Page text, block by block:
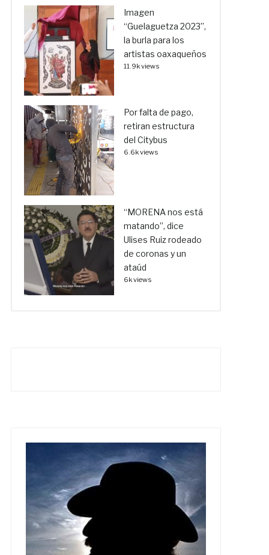
Imagen
“Guelaguetza 2023”,
la burla para los
artistas oaxaqueños
11.9k views
Por falta de pago,
retiran estructura
del Citybus
6.6k views
“MORENA nos está
matando”, dice
Ulises Ruiz rodeado
de coronas y un
ataúd
6k views